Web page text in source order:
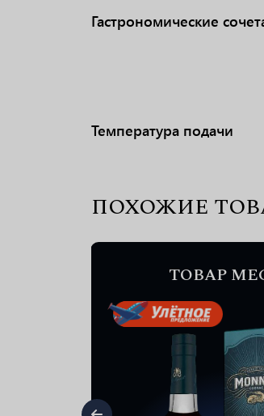
Гастрономические
Температура подачи
ПОХОЖИЕ
ТОВАР